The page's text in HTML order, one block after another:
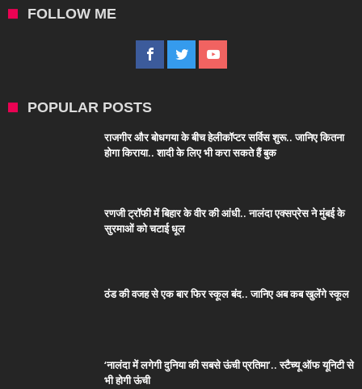
FOLLOW ME
POPULAR POSTS
राजगीर और बोधगया के बीच हेलीकॉप्टर सर्विस शुरू.. जानिए कितना
होगा किराया.. शादी के लिए भी करा सकते हैं बुक
रणजी ट्रॉफी में बिहार के वीर की आंधी.. नालंदा एक्सप्रेस ने मुंबई के
सुरमाओं को चटाई धूल
ठंड की वजह से एक बार फिर स्कूल बंद.. जानिए अब कब खुलेंगे स्कूल
‘नालंदा में लगेगी दुनिया की सबसे ऊंची प्रतिमा’.. स्टैच्यू ऑफ यूनिटी से
भी होगी ऊंची